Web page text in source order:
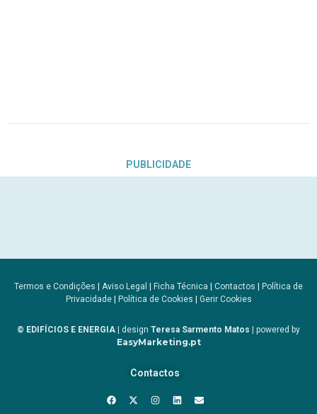
PUBLICIDADE
Termos e Condições Aviso Legal Ficha Técnica Contactos
Política de
Privacidade| Política de Cookies Gerir Cookies
© EDIFÍCIOS E ENERGIA | design Teresa Sarmento Matos | powered by
EasyMarketing.pt
Contactos